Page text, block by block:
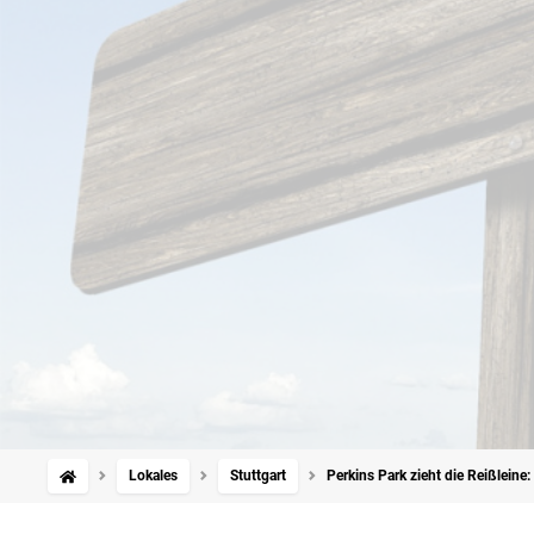
Lokales Stuttgart Perkins Park zieht die